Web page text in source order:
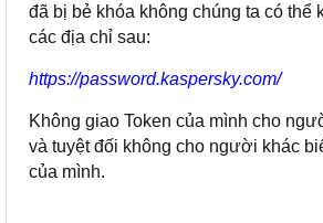
đã bị bẻ khóa không chúng ta có thể
các địa chỉ sau:
https://password.kaspersky.com/
Không giao Token của mình cho
và tuyệt đối không cho người khác
của mình.